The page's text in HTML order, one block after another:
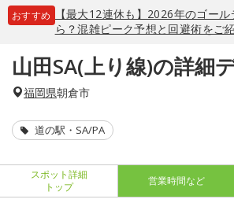
おすすめ
【最大12連休も】2026年のゴー
ら？混雑ピーク予想と回避術をご
山田SA(上り線)の詳細
福岡県朝倉市
道の駅・SA/PA
スポット詳細
トップ
営業時間など